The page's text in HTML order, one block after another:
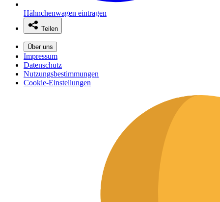
Hähnchenwagen eintragen
Teilen
Über uns
Impressum
Datenschutz
Nutzungsbestimmungen
Cookie-Einstellungen